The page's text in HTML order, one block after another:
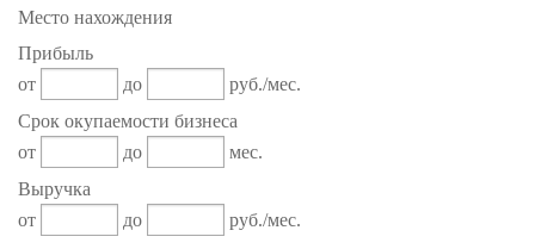
Место нахождения
Прибыль
от
до
руб./мес.
Срок окупаемости бизнеса
от
до
мес.
Выручка
от
до
руб./мес.